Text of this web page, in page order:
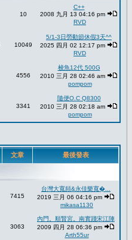
10
C++
2008 九月 13 04:16 pm
RVD
10049
5/1-3日勞動節休假3天^^
2025 四月 02 12:17 pm
RVD
4556
梭魚12代 500G
2010 三月 28 02:46 am
pompom
3341
隨便O.C Q8300
2010 三月 28 02:18 am
pompom
文章 最後發表
7415
台灣大寬頻&永佳樂寬�...
2019 三月 06 04:16 pm
mikasa1130
3063
內門。順賢宮。南實踐宋江陣
2009 四月 28 06:36 pm
Arth55ur